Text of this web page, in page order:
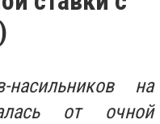
насильников на
от очной